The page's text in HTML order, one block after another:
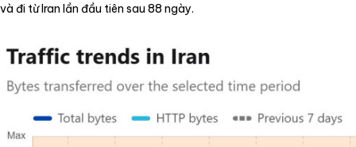
và đi từ Iran lần đầu tiên sau 88 ngày.